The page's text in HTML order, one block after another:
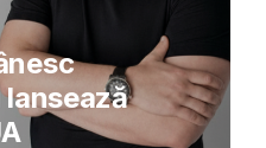
lansează